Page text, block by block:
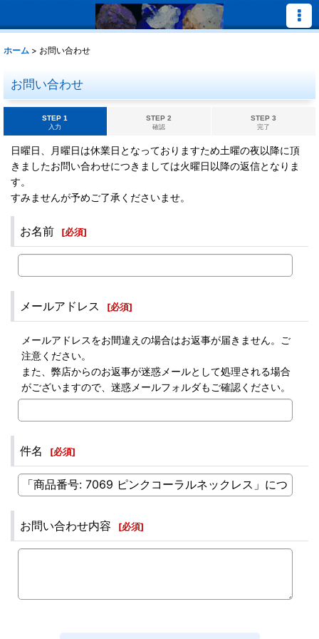
ホーム > お問い合わせ
お問い合わせ
STEP 1
入力
STEP 2
確認
STEP 3
完了
日曜日、月曜日は休業日となっておりますため土曜の夜以降に頂
きましたお問い合わせにつきましては火曜日以降の返信となりま
す。
すみませんが予めご了承くださいませ。
お名前 [必須]
メールアドレス [必須]
メールアドレスをお間違えの場合はお返事が届きません。ご
注意ください。
また、弊店からのお返事が迷惑メールとして処理される場合
がございますので、迷惑メールフォルダもご確認ください。
件名 [必須]
お問い合わせ内容 [必須]